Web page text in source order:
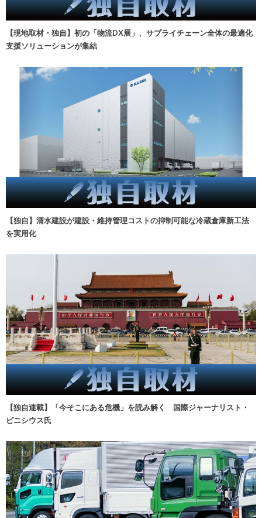
【現地取材・独自】初の「物流DX展」、サプライチェーン全体の最適化
支援ソリューションが集結
【独自】清水建設が建設・維持管理コストの抑制可能な冷蔵倉庫新工法
を実用化
【独自連載】「今そこにある危機」を読み解く 国際ジャーナリスト・
ビニシウス氏